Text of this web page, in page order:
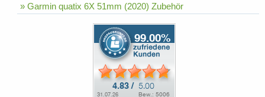
» Garmin quatix 6X 51mm (2020) Zubehör